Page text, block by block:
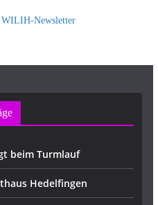
beim Turmlauf
Hedelfingen